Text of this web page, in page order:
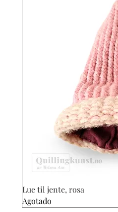
Lue til jente, rosa
Agotado